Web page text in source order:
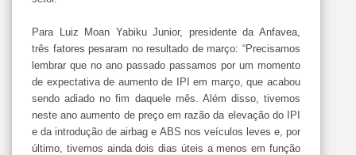
Para Luiz Moan Yabiku Junior, presidente da Anfavea,
três fatores pesaram no resultado de março: “Precisamos
lembrar que no ano passado passamos por um momento
de expectativa de aumento de IPI em março, que acabou
sendo adiado no fim daquele mês. Além disso, tivemos
neste ano aumento de preço em razão da elevação do IPI
e da introdução de airbag e ABS nos veículos leves e, por
último, tivemos ainda dois dias úteis a menos em função